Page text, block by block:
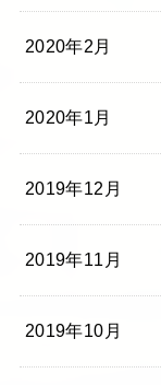
2020年2月
2020年1月
2019年12月
2019年11月
2019年10月